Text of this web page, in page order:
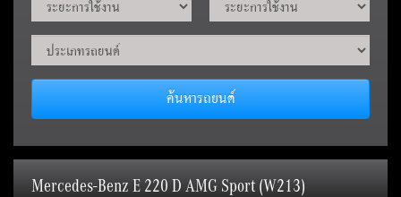
ค้นหารถยนต์
Mercedes-Benz E 220 D AMG Sport (W213)